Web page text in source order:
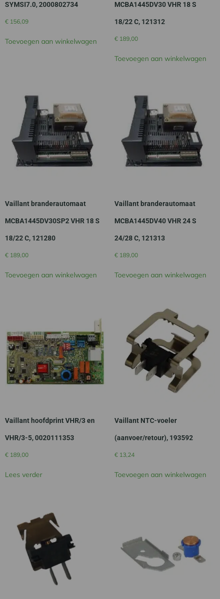
SYMSI7.0, 2000802734
€ 156,09
Toevoegen aan winkelwagen
MCBA1445DV30 VHR 18 S
18/22 C, 121312
€189,00
Toevoegen aan winkelwagen
Vaillant branderautomaat
MCBA1445DV30SP2 VHR 18 S
18/22 C, 121280
€ 189,00
Toevoegen aan winkelwagen
Vaillant branderautomaat
MCBA1445DV40 VHR 24 S
24/28 C, 121313
€189,00
Toevoegen aan winkelwagen
Vaillant hoofdprint VHR/3 en
VHR/3-5, 0020111353
€ 189,00
Lees verder
Vaillant NTC-voeler
(aanvoer/retour), 193592
€13,24
Toevoegen aan winkelwagen